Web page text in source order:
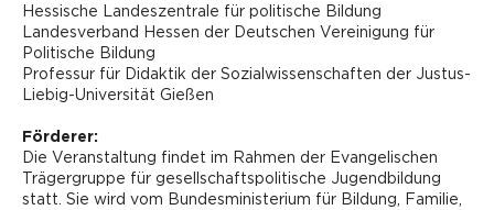
Hessische Landeszentrale für politische Bildung
Landesverband Hessen der Deutschen Vereinigung für
Politische Bildung
Professur für Didaktik der Sozialwissenschaften der Justus-
Liebig-Universität Gießen
Förderer:
Die Veranstaltung findet im Rahmen der Evangelischen
Trägergruppe für gesellschaftspolitische Jugendbildung
statt. Sie wird vom Bundesministerium für Bildung, Familie,